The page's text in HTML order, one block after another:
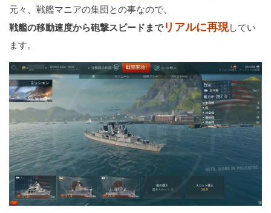
元々、戦艦マニアの集団との事なので、
戦艦の移動速度から砲撃スピードまでリアルに再現してい
ます。